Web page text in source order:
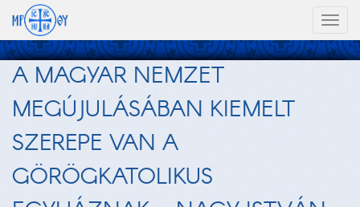
A MAGYAR NEMZET
MEGÚJULÁSÁBAN KIEMELT
SZEREPE VAN A
GÖRÖGKATOLIKUS